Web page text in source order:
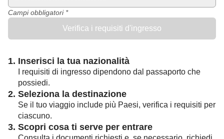
Campi obbligatori *
Verifica i requisiti d'ingresso
1. Inserisci la tua nazionalità
I requisiti di ingresso dipendono dal passaporto che
possiedi.
2. Seleziona la destinazione
Se il tuo viaggio include più Paesi, verifica i requisiti per
ciascuno.
3. Scopri cosa ti serve per entrare